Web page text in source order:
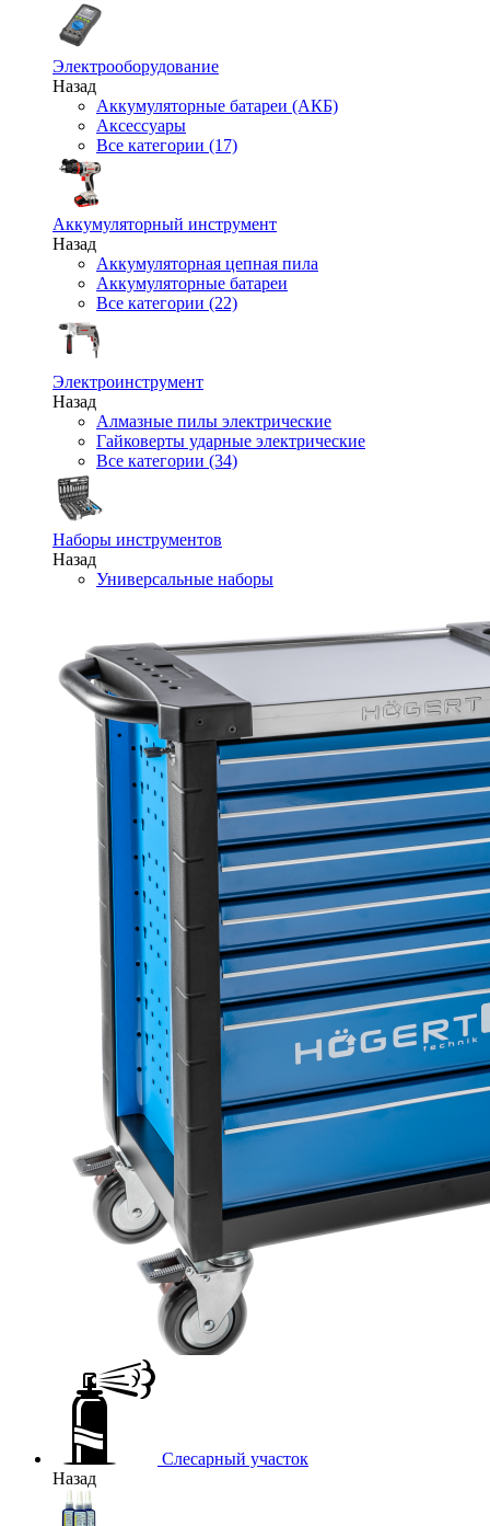
Электрооборудование
Назад
Аккумуляторные батареи (АКБ)
Аксессуары
Все категории (17)
Аккумуляторный инструмент
Назад
Аккумуляторная цепная пила
Аккумуляторные батареи
Все категории (22)
Электроинструмент
Назад
Алмазные пилы электрические
Гайковерты ударные электрические
Все категории (34)
Наборы инструментов
Назад
Универсальные наборы
Слесарный участок
Назад